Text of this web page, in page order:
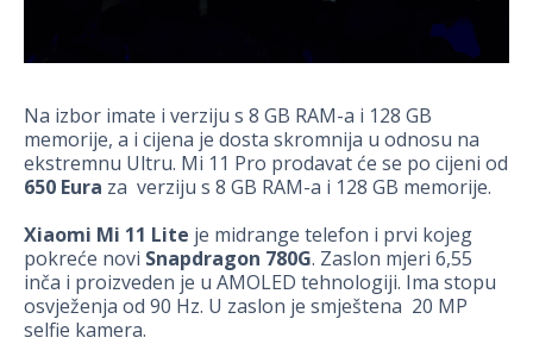
Na izbor imate i verziju s 8 GB RAM-a i 128 GB
memorije, a i cijena je dosta skromnija u odnosu na
ekstremnu Ultru. Mi 11 Pro prodavat će se po cijeni od
650 Eura za verziju s 8 GB RAM-a i 128 GB memorije.
Xiaomi Mi 11 Lite je midrange telefon i prvi kojeg
pokreće novi Snapdragon 780G. Zaslon mjeri 6,55
inča i proizveden je u AMOLED tehnologiji. Ima stopu
osvježenja od 90 Hz. U zaslon je smještena 20 MP
selfie kamera.